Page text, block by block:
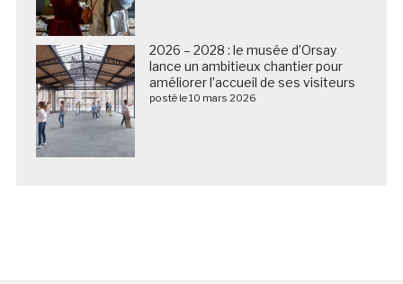
2026 – 2028 : le musée d’Orsay
lance un ambitieux chantier pour
améliorer l’accueil de ses visiteurs
posté le 10 mars 2026